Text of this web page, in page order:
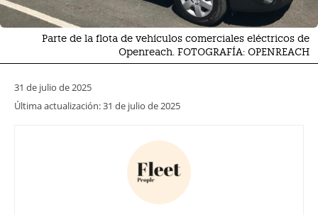
Parte de la flota de vehículos comerciales eléctricos de
Openreach. FOTOGRAFÍA: OPENREACH
31 de julio de 2025
Última actualización:31 de julio de 2025